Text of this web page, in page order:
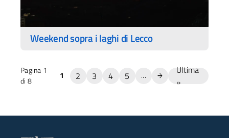
Weekend sopra i laghi di Lecco
Pagina 1
di 8
1 2 3 4 5 ...
Ultima
»